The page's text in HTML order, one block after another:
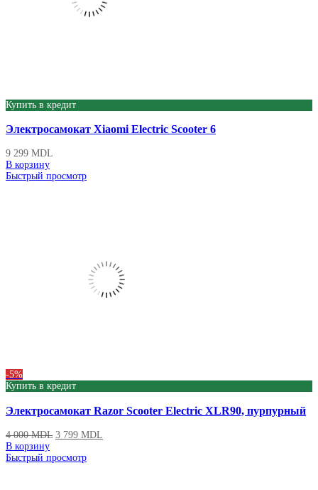
Купить в кредит
Электросамокат Xiaomi Electric Scooter 6
9 299 MDL
В корзину
Быстрый просмотр
-5%
Купить в кредит
Электросамокат Razor Scooter Electric XLR90, пурпурный
4 000MDL 3 799 MDL
В корзину
Быстрый просмотр